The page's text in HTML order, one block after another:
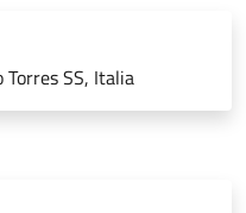
SS, Italia